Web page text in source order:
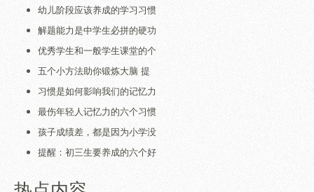
幼儿阶段应该养成的学习习惯
解题能力是中学生必拼的硬功
优秀学生和一般学生课堂的个
五个小方法助你锻炼大脑 提
习惯是如何影响我们的记忆力
最伤年轻人记忆力的六个习惯
孩子成绩差，都是因为小学没
提醒：初三生要养成的六个好